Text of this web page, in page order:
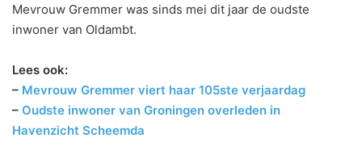
Mevrouw Gremmer was sinds mei dit jaar de oudste
inwoner van Oldambt.
Lees ook:
– Mevrouw Gremmer viert haar 105ste verjaardag
– Oudste inwoner van Groningen overleden in
Havenzicht Scheemda